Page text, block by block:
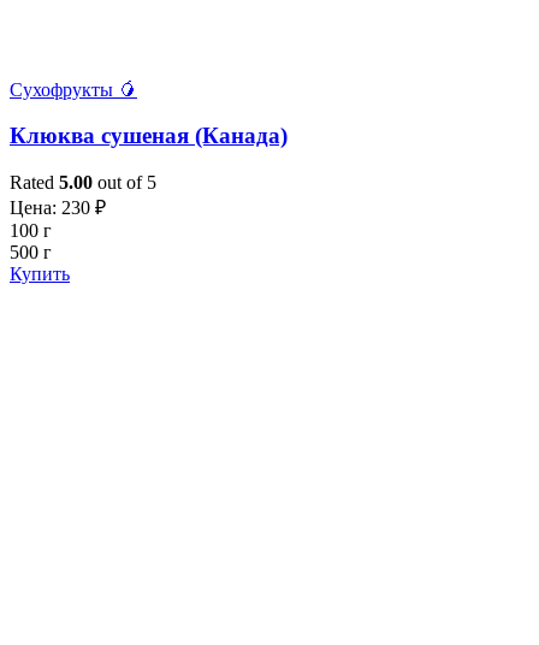
Сухофрукты 🥭
Клюква сушеная (Канада)
Rated 5.00 out of 5
Цена: 230 ₽
100 г
500 г
Купить